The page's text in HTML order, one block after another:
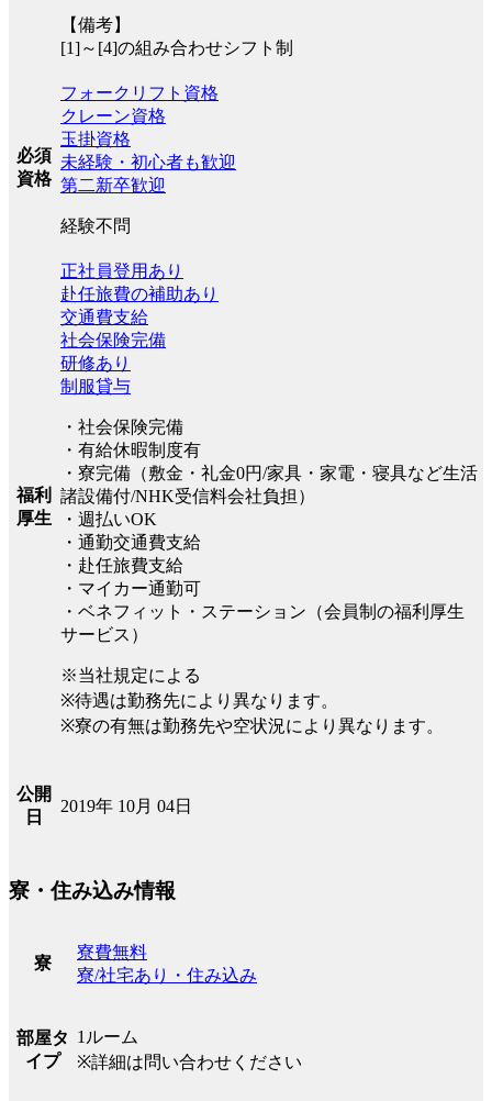
【備考】
[1]～[4]の組み合わせシフト制
必須
資格
フォークリフト資格
クレーン資格
玉掛資格
未経験・初心者も歓迎
第二新卒歓迎
経験不問
福利
厚生
正社員登用あり
赴任旅費の補助あり
交通費支給
社会保険完備
研修あり
制服貸与
・社会保険完備
・有給休暇制度有
・寮完備（敷金・礼金0円/家具・家電・寝具など生活
諸設備付/NHK受信料会社負担）
・週払いOK
・通勤交通費支給
・赴任旅費支給
・マイカー通勤可
・ベネフィット・ステーション（会員制の福利厚生
サービス）
※当社規定による
※待遇は勤務先により異なります。
※寮の有無は勤務先や空状況により異なります。
公開
日
2019年 10月 04日
寮・住み込み情報
寮
寮費無料
寮/社宅あり・住み込み
部屋タ
イプ
1ルーム
※詳細は問い合わせください